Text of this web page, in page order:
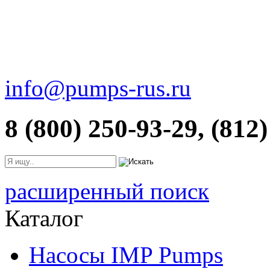
info@pumps-rus.ru
8 (800) 250-93-29,
расширенный поиск
Каталог
Насосы IMP Pumps